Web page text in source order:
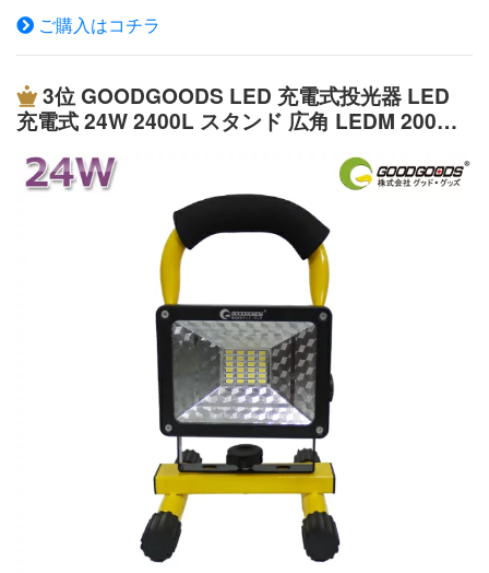
力ポート搭載で、USB給電可能なiPhone、iPad、スマ
ホ、Tablet、WiFiルータ、ゲーム機等への充電が可能で
防塵・防水性能を保証し、雨の当たる屋外や粉塵の多い環
境でご使用可能です。 【強力マグネット付きで様々なシ
ーンで活躍すること間違いなし!】 底部にマグネットが付
いており、鉄面への固定、フックの壁掛け、無論スタンド
としての床置き使用もお勧めます。 作業するとき、両手
が解放され、作業も快適なワークに楽! 前後180度の方向
が調節可能で、仕事のときには働きやすいです。 キャン
プ・アウトドア、災害時の非常ライト、製造ライン 自動
車整備、工事現場、倉庫作業、トラック荷台作業などにも
適合です。 商品仕様 品番 YC-02W（GOODGOODS正規
品） JANコード 4571461861418 LED Power COB LED 2
0w 入力電圧 AC100V〜240V/ 50/60Hz兼用 明るさ（全光
束） 2500lm 調光機能 HIGH・LOW・SOS・FLASH（4段
階）光色 昼光色 照射角度 120° 点灯時間 HIGH:約3時間 LO
W:約6時間 充電時間 約4〜5時間 バッテリ 内蔵式バッテリ
（3.7V 4400mAh） 電池寿命 約500回 USB出力 5V 1A
防水等級 IP65 サイズ 約W171.6*H126.8*D45.9mm 重 量
約0.45kg 材質 アルミニウム合金 ＋ PC+強化ガラス ボデ
状態:新品＆未使用 商品番号:YC-N3K JANコード:4571461
861838 LEDパワー:10W 全光束（明るさ）:1200lm 発光
色:昼光色(6000K) 光源数:COB LEDチップ×1 点灯モード:H
i・Mid・Lo・SOS（4モード） 照射角度:120°（広角） 点
灯時間:爆光 約4時間以上（市販の新品乾電池使用時） 弱
光：最大24時間点灯可（乾電池の種類によって異なる）
使用電池:単三形アルカリ乾電池×4本（別売） ※充電式ニ
ッケル水素電池も使用可能です。 角度調整:前後180° 防水
等級:IP65 サイズ:W170.7*H126.53*D44.5mm 重 量:390g
(本体) 材質:ABS+PC セット内容:ライト本体、保証書、取
扱説明書 メーカー希望小売価格はメーカーサイトに基づ
いて掲載しています★お勧めポイント★ LEDワークライ
ト 手軽な乾電池式 充電不要・コードレス 単3電池4本
で、いつでもどこでも利用可能！ 作業現場やアウトド
ア・緊急時のためにも備えておきたい、様々な場面で活躍
するライトです。 ●高輝度COBチップ採用 単一面で発光
する大光量の長方形COBタイプLEDを搭載することによ
り、 一面で均一に発光し光のバラつきを抑えます。 豆粒
タイプLEDにみられるツブツブ感がないため、ムラのない
美しい光を広く放ちます 。 ●手軽な乾電池式 単3形乾電池
4本を使用し、配線不要・充電不要！ 電池切れでも安心！
ご購入はコチラ
3位GOODGOODS LED 充電式投光器 LED
充電式 24W 2400L スタンド 広角 LEDM 200W
レス ワークライト DC作業灯 屋外 照明 野外 野
球練習 緊急用品 台風 防災グッズ（GH12-2）